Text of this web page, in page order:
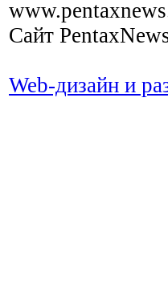
Сайт
Web-дизайн и